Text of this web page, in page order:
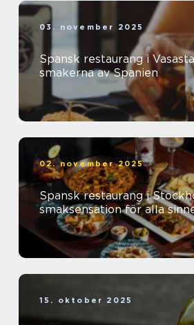
03. november 2025
Spansk restaurang i
smakerna av Spanien
02. november 2025
Spansk restaurang i
smaksensation för alla
15. oktober 2025